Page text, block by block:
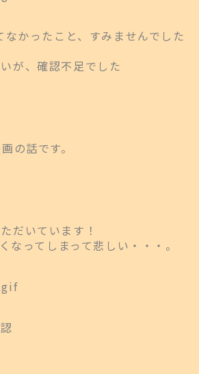
かったこと、すみませんでした
が、確認不足でした
の話です。
だいています！
なってしまって悲しい・・・。